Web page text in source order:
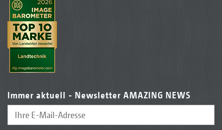
Immer aktuell - Newsletter AMAZING NEWS